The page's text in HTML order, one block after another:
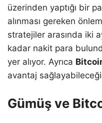
üzerinden yaptığı bir
alınması gereken
stratejiler arasında iki
kadar nakit para
yer alıyor. Ayrıca
avantaj
Gümüş ve